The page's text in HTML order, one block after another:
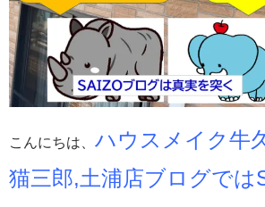
こんにちは、 ハウスメイク牛
猫三郎,土浦店ブログでは